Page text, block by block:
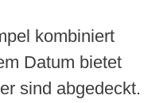
kombiniert
Datum bietet
sind abgedeckt.